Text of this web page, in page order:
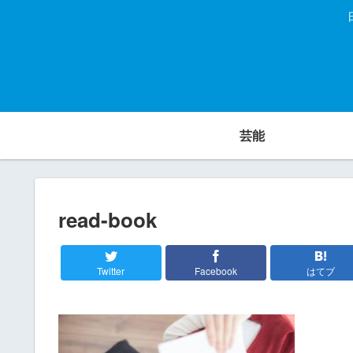
芸能
read-book
Twitter Facebook はてブ